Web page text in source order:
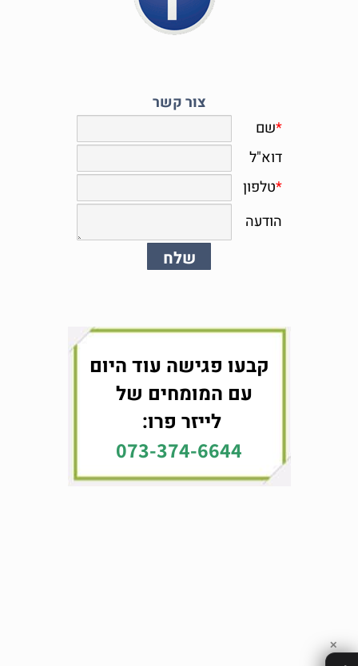
צור קשר
קבעו פגישה עוד היום
עם המומחים של
לייזר פרו:
073-374-6644
✕